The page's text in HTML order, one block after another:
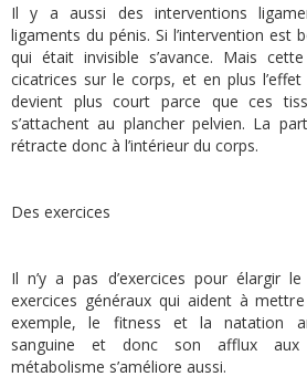
Il y a aussi des interventions
ligaments du pénis. Si l’intervention est
qui était invisible s’avance. Mais
cicatrices sur le corps, et en plus
devient plus court parce que ces
s’attachent au plancher pelvien. La
rétracte donc à l’intérieur du corps.
Des exercices
Il n’y a pas d’exercices pour élargir
exercices généraux qui aident à
exemple, le fitness et la natation
sanguine et donc son afflux aux
métabolisme s’améliore aussi.